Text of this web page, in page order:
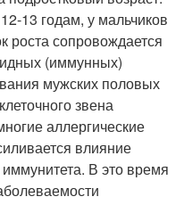
13 годам, у мальчиков
роста сопровождается
(иммунных)
мужских половых
звена
аллергические
влияние
В это время